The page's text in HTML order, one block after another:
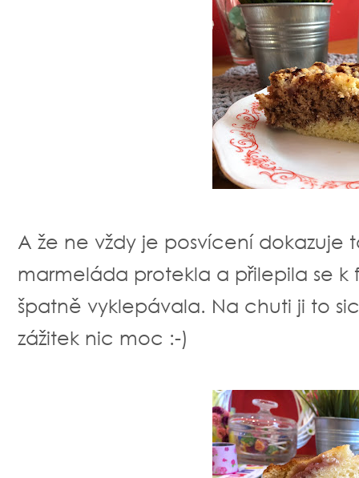
A že ne vždy je posvícení dokazuje
marmeláda protekla a přilepila se
špatně vyklepávala. Na chuti ji to
zážitek nic moc :-)